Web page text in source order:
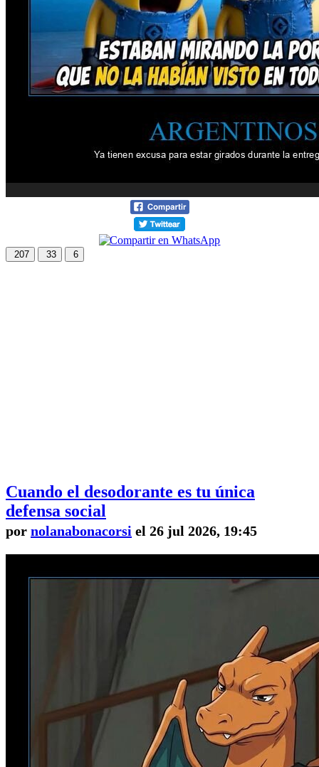
207 33 6
Cuando el desodorante es tu única
defensa social
por nolanabonacorsi el 26 jul 2026, 19:45